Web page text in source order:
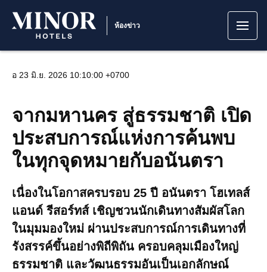
ห้องข่าว
อ 23 มิ.ย. 2026 10:10:00 +0700
จากมหานคร สู่ธรรมชาติ เปิด
ประสบการณ์แห่งการค้นพบ
ในทุกจุดหมายกับอนันตรา
เนื่องในโอกาสครบรอบ 25 ปี อนันตรา โฮเทลส์
แอนด์ รีสอร์ทส์ เชิญชวนนักเดินทางสัมผัสโลก
ในมุมมองใหม่ ผ่านประสบการณ์การเดินทางที่
รังสรรค์ขึ้นอย่างพิถีพิถัน ครอบคลุมเมืองใหญ่
ธรรมชาติ และวัฒนธรรมอันเป็นเอกลักษณ์